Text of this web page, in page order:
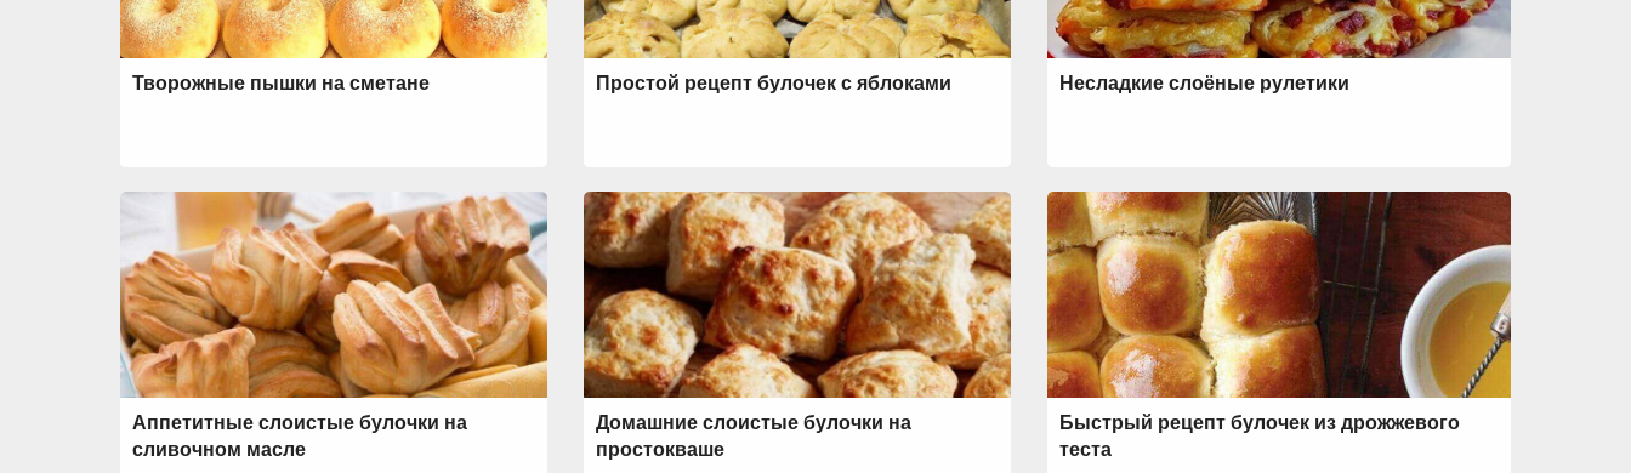
Творожные пышки на сметане Простой рецепт булочек с яблоками Несладкие слоёные рулетики
Аппетитные слоистые булочки на
сливочном масле
Домашние слоистые булочки на
простокваше
Быстрый рецепт булочек из дрожжевого
теста